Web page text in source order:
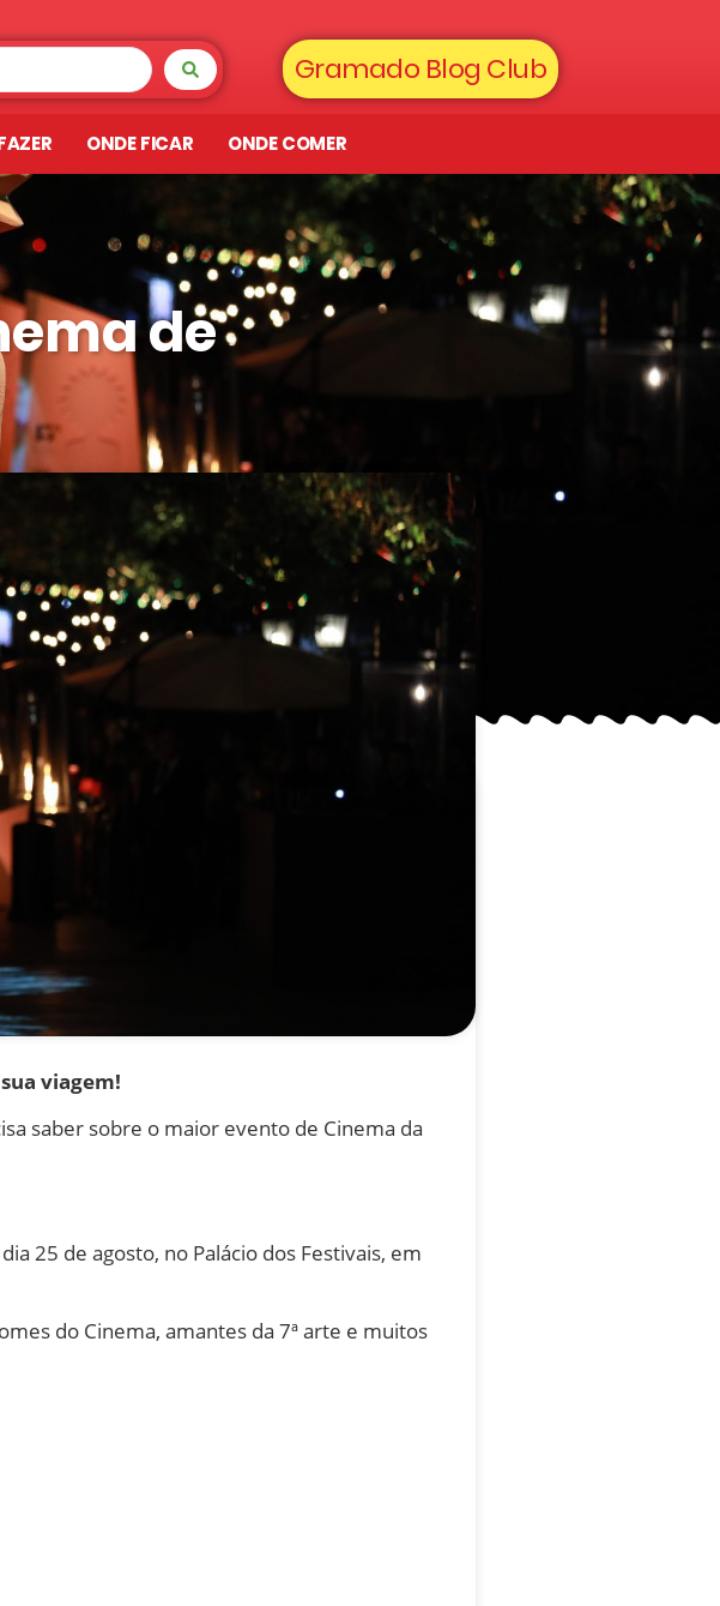
Gramado Blog Club
ONDE FICAR ONDE COMER
de
viagem!
saber sobre o maior evento de Cinema da
25 de agosto, no Palácio dos Festivais, em
do Cinema, amantes da 7ª arte e muitos